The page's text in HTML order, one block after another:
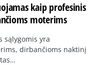
kaip profesinis
moterims
sąlygomis yra
dirbančioms naktinį